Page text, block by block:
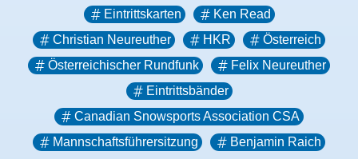
Eintrittskarten
Ken Read
Christian Neureuther
HKR
Österreich
Österreichischer Rundfunk
Felix Neureuther
Eintrittsbänder
Canadian Snowsports Association CSA
Mannschaftsführersitzung
Benjamin Raich